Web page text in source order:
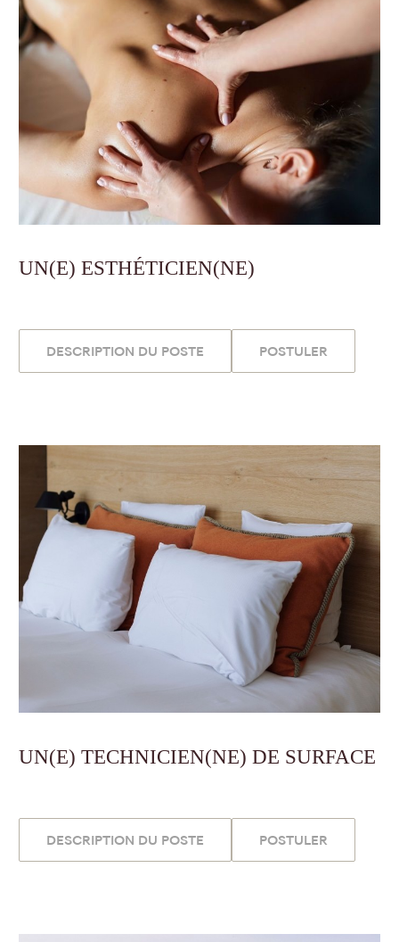
UN(E) ESTHÉTICIEN(NE)
DESCRIPTION DU POSTE POSTULER
UN(E) TECHNICIEN(NE) DE SURFACE
DESCRIPTION DU POSTE POSTULER